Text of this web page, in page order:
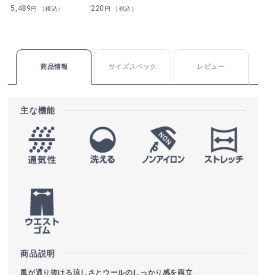
5,489円 （税込） 220 円 （税込）
商品情報 サイズスペック レビュー
主な機能
商品説明
風が通り抜ける涼しさとウールのしっかり感を両立